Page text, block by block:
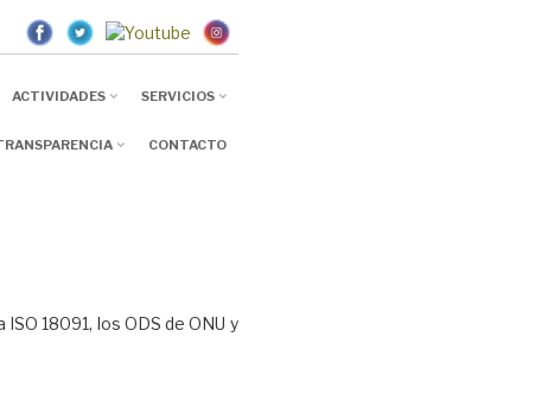
ACTIVIDADES SERVICIOS
CONTACTO
18091, los ODS de ONU y